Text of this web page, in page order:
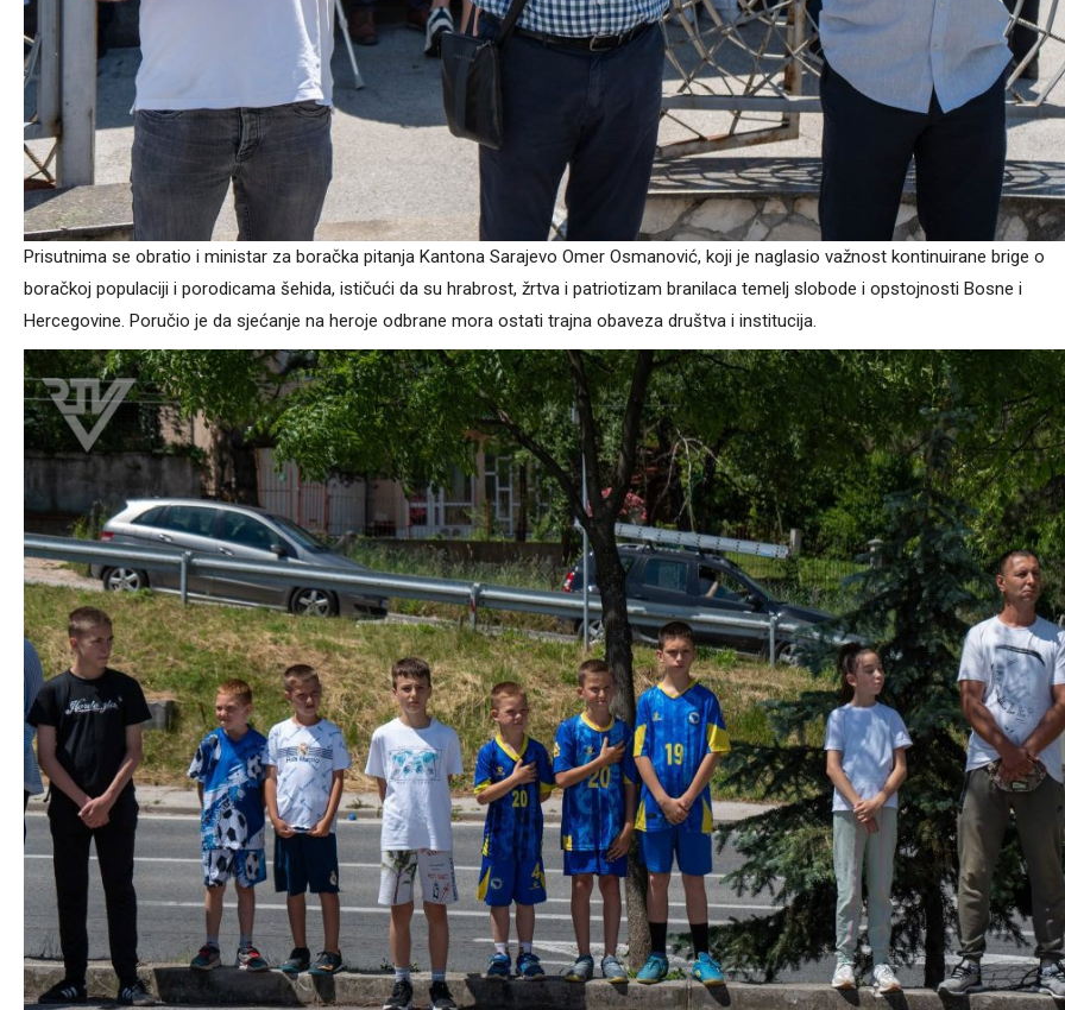
Prisutnima se obratio i ministar za boračka pitanja Kantona Sarajevo Omer Osmanović, koji je naglasio važnost kontinuirane brige o
boračkoj populaciji i porodicama šehida, ističući da su hrabrost, žrtva i patriotizam branilaca temelj slobode i opstojnosti Bosne i
Hercegovine. Poručio je da sjećanje na heroje odbrane mora ostati trajna obaveza društva i institucija.